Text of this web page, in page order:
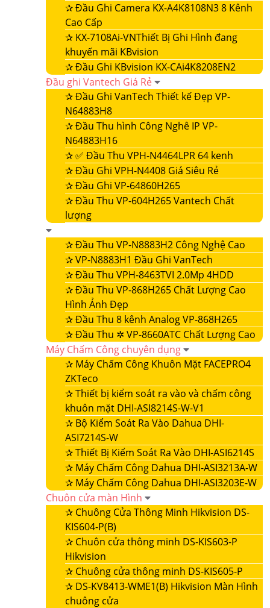
✰Đầu Ghi Camera KX-A4K8108N3 8 Kênh
Cao Cấp
✰ KX-7108Ai-VNThiết Bị Ghi Hình đang
khuyến mãi KBvision
✰Đầu Ghi KBvision KX-CAi4K8208EN2
Đầu ghi Vantech Giá Rẻ
✰Đầu Ghi VanTech Thiết kế Đẹp VP-
N64883H8
✰Đầu Thu hình Công Nghê IP VP-
N64883H16
✰✅ Đầu Thu VPH-N4464LPR 64 kenh
✰Đầu Ghi VPH-N4408 Giá Siêu Rẻ
✰Đầu Ghi VP-64860H265
✰Đầu Thu VP-604H265 Vantech Chất
lượng
✰Đầu Thu VP-N8883H2 Công Nghệ Cao
✰VP-N8883H1 Đầu Ghi VanTech
✰Đầu Thu VPH-8463TVI 2.0Mp 4HDD
✰Đầu Thu VP-868H265 Chất Lượng Cao
Hình Ảnh Đẹp
✰Đầu Thu 8 kênh Analog VP-868H265
✰Đầu Thu ✲ VP-8660ATC Chất Lượng Cao
Máy Chấm Công chuyên dụng
✰ Máy Chấm Công Khuôn Mặt FACEPRO4
ZKTeco
✰Thiết bị kiểm soát ra vào và chấm công
khuôn mặt DHI-ASI8214S-W-V1
✰ Bộ Kiểm Soát Ra Vào Dahua DHI-
ASI7214S-W
✰Thiết Bị Kiểm Soát Ra Vào DHI-ASI6214S
✰ Máy Chấm Công Dahua DHI-ASI3213A-W
✰ Máy Chấm Công Dahua DHI-ASI3203E-W
Chuôn cửa màn Hình
✰ Chuông Cửa Thông Minh Hikvision DS-
KIS604-P(B)
✰ Chuôn cửa thông minh DS-KIS603-P
Hikvision
✰ Chuông cửa thông minh DS-KIS605-P
✰ DS-KV8413-WME1(B) Hikvision Màn Hình
chuông cửa